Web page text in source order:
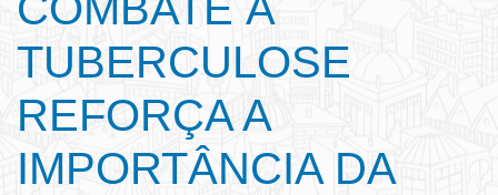
TUBERCULOSE
REFORÇA A
IMPORTÂNCIA DA